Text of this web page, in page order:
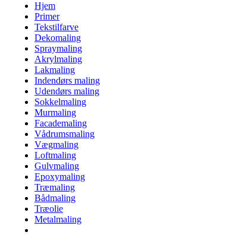
Hjem
Primer
Tekstilfarve
Dekomaling
Spraymaling
Akrylmaling
Lakmaling
Indendørs maling
Udendørs maling
Sokkelmaling
Murmaling
Facademaling
Vådrumsmaling
Vægmaling
Loftmaling
Gulvmaling
Epoxymaling
Træmaling
Bådmaling
Træolie
Metalmaling